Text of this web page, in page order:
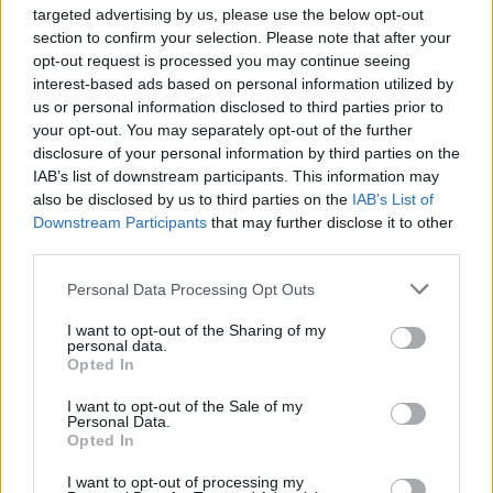
targeted advertising by us, please use the below opt-out
section to confirm your selection. Please note that after your
opt-out request is processed you may continue seeing
interest-based ads based on personal information utilized by
us or personal information disclosed to third parties prior to
your opt-out. You may separately opt-out of the further
disclosure of your personal information by third parties on the
IAB’s list of downstream participants. This information may
also be disclosed by us to third parties on the IAB’s List of
Downstream Participants that may further disclose it to other
Personal Data Processing Opt Outs
I want to opt-out of the Sharing of my
personal data.
Opted In
I want to opt-out of the Sale of my
Personal Data.
Opted In
I want to opt-out of processing my
Esim for USA|Esim for Italy| Esim for Spain|Esim